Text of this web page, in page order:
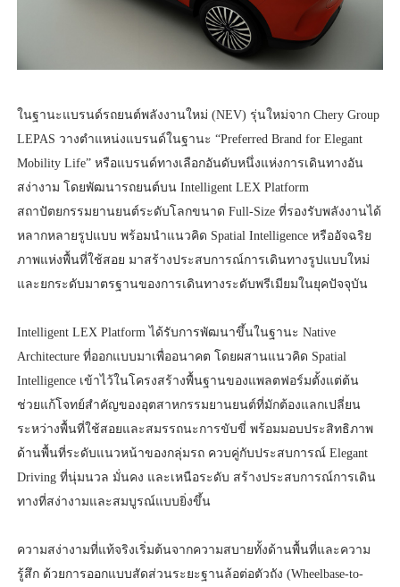
ในฐานะแบรนด์รถยนต์พลังงานใหม่ (NEV) รุ่นใหม่จาก Chery Group
LEPAS วางตำแหน่งแบรนด์ในฐานะ “Preferred Brand for Elegant
Mobility Life” หรือแบรนด์ทางเลือกอันดับหนึ่งแห่งการเดินทางอัน
สง่างาม โดยพัฒนารถยนต์บน Intelligent LEX Platform
สถาปัตยกรรมยานยนต์ระดับโลกขนาด Full-Size ที่รองรับพลังงานได้
หลากหลายรูปแบบ พร้อมนำแนวคิด Spatial Intelligence หรืออัจฉริย
ภาพแห่งพื้นที่ใช้สอย มาสร้างประสบการณ์การเดินทางรูปแบบใหม่
และยกระดับมาตรฐานของการเดินทางระดับพรีเมียมในยุคปัจจุบัน
Intelligent LEX Platform ได้รับการพัฒนาขึ้นในฐานะ Native
Architecture ที่ออกแบบมาเพื่ออนาคต โดยผสานแนวคิด Spatial
Intelligence เข้าไว้ในโครงสร้างพื้นฐานของแพลตฟอร์มตั้งแต่ต้น
ช่วยแก้โจทย์สำคัญของอุตสาหกรรมยานยนต์ที่มักต้องแลกเปลี่ยน
ระหว่างพื้นที่ใช้สอยและสมรรถนะการขับขี่ พร้อมมอบประสิทธิภาพ
ด้านพื้นที่ระดับแนวหน้าของกลุ่มรถ ควบคู่กับประสบการณ์ Elegant
Driving ที่นุ่มนวล มั่นคง และเหนือระดับ สร้างประสบการณ์การเดิน
ทางที่สง่างามและสมบูรณ์แบบยิ่งขึ้น
ความสง่างามที่แท้จริงเริ่มต้นจากความสบายทั้งด้านพื้นที่และความ
รู้สึก ด้วยการออกแบบสัดส่วนระยะฐานล้อต่อตัวถัง (Wheelbase-to-